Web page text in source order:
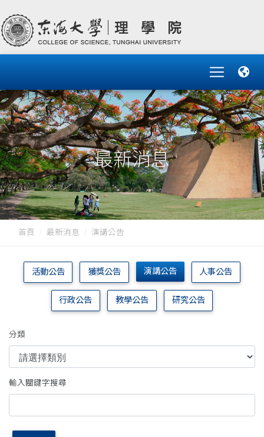
最新消息
首頁 最新消息 演講公告
活動公告 獲獎公告 演講公告 人事公告
行政公告 教學公告 研究公告
分類
輸入關鍵字搜尋